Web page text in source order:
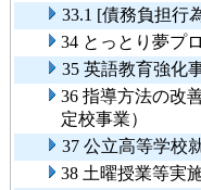
33.1 [債務負担行
34 とっとり夢プ
35 英語教育強化
36 指導方法の改
定校事業）
37 公立高等学校
38 土曜授業等実